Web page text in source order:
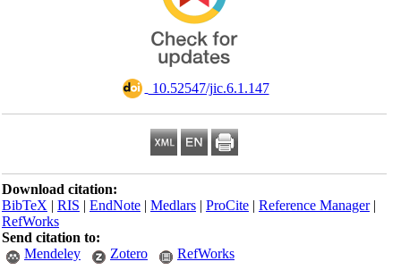
‎ 10.52547/jic.6.1.147
Download citation:
BibTeX|RIS| EndNote| Medlars| ProCite|Reference
RefWorks
Send citation to:
Mendeley
Zotero RefWorks